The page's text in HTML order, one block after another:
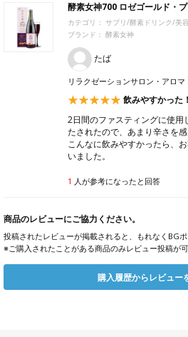
酵素女神700 ロゼゴールド・
カテゴリ： サプリ/酵素ドリンク/美
ブランド： 酵素女神
たば
リラクゼーションサロン・アロマ
飲みやすかった！
2日間のファスティングに使
たされたので、あまり辛さを
こんなに飲みやすかったら、
いました。
1 人が参考になったと回答
商品のレビューにご協力ください。
投稿されたレビューが掲載されると、もれなくBG
※ご購入されたことがある商品のみレビュー投稿が可
購入履歴からレビュー